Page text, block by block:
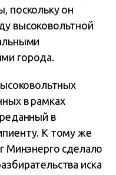
поскольку он
высоковольтной
города.
в рамках
в
К тому же
Минэнерго сделало
иска